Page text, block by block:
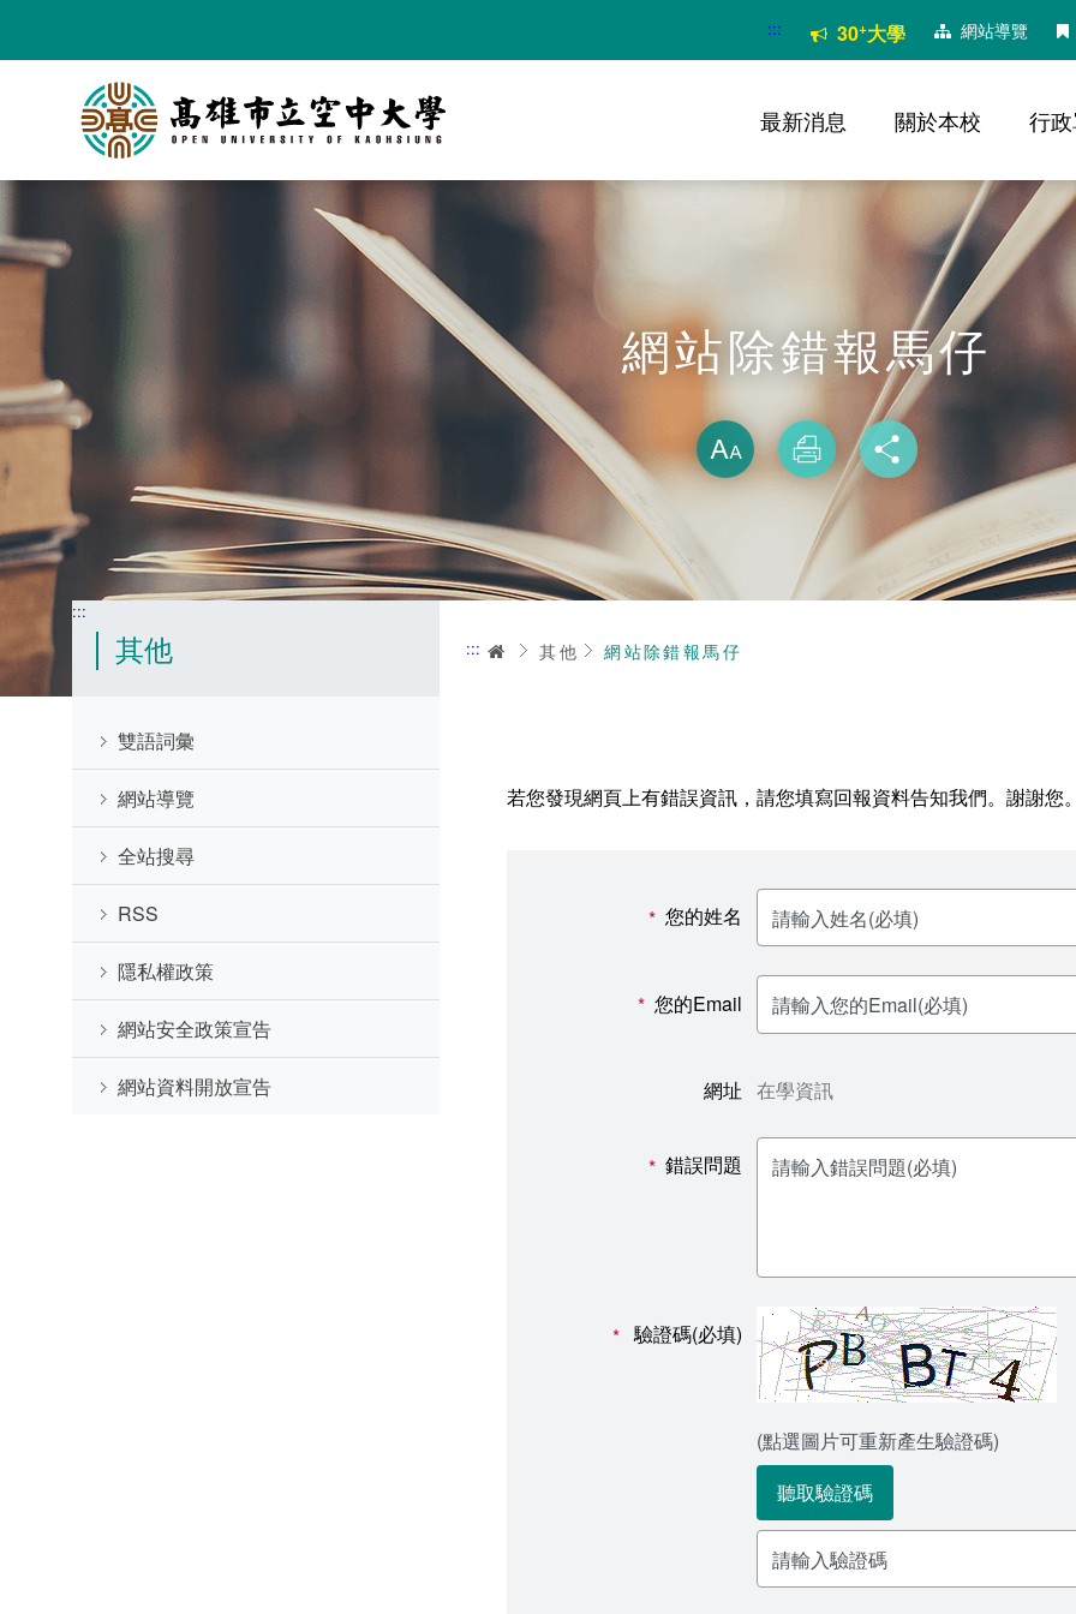
要
::: 30+大學 網站導覽
最新消息 關於本校 行
網站除錯報馬仔
放大
列印
:::
其他
雙語詞彙
網站導覽
全站搜尋
RSS
隱私權政策
網站安全政策宣告
網站資料開放宣告
::: 首頁其他 網站除錯報馬仔
若您發現網頁上有錯誤資訊，請您填寫回報資料告知我們。謝謝您
* 您的姓名
* 您的Email
網址 在學資訊
* 錯誤問題
* 驗證碼(必填)
(點選圖片可重新產生驗證碼)
聽取驗證碼